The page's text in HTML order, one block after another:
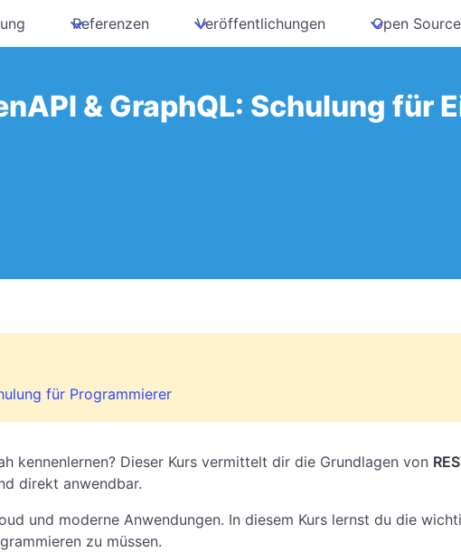
Referenzen Veröffentlichungen Open Source
& GraphQL: Schulung für
für Programmierer
kennenlernen? Dieser Kurs vermittelt dir die Grundlagen von
direkt anwendbar.
und moderne Anwendungen. In diesem Kurs lernst du die
zu müssen.